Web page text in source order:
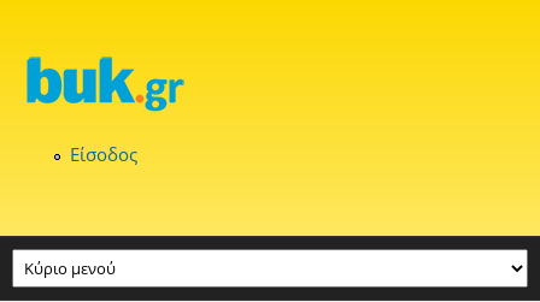
Είσοδος